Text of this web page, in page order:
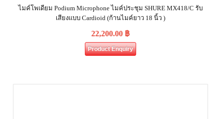
ไมค์โพเดียม Podium Microphone ไมค์ประชุม SHURE MX418/C รับ
เสียงแบบ Cardioid (ก้านไมค์ยาว 18 นิ้ว )
22,200.00 ฿
Product Enquiry